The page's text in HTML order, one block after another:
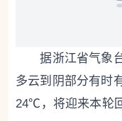
据浙江省气象台
多云到阴部分有时
24℃，将迎来本轮